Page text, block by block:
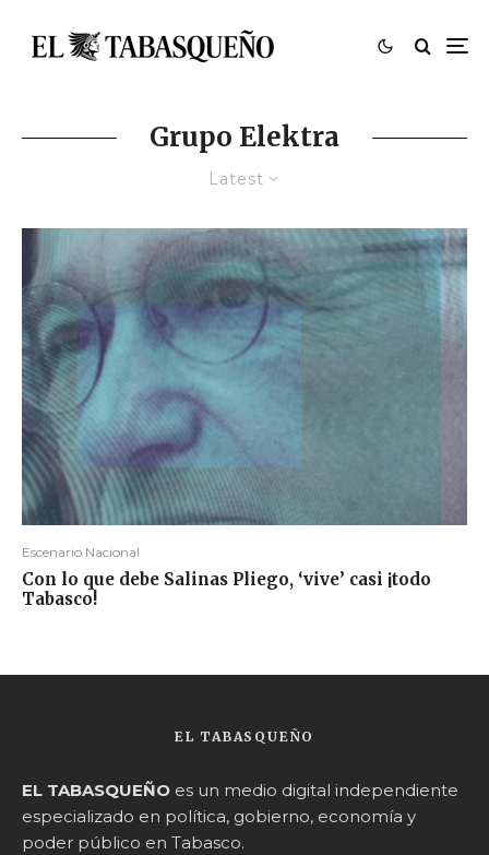
Grupo Elektra
Latest
Escenario Nacional
Con lo que debe Salinas Pliego, ‘vive’ casi ¡todo
Tabasco!
EL TABASQUEÑO
EL TABASQUEÑO es un medio digital independiente
especializado en política, gobierno, economía y
poder público en Tabasco.